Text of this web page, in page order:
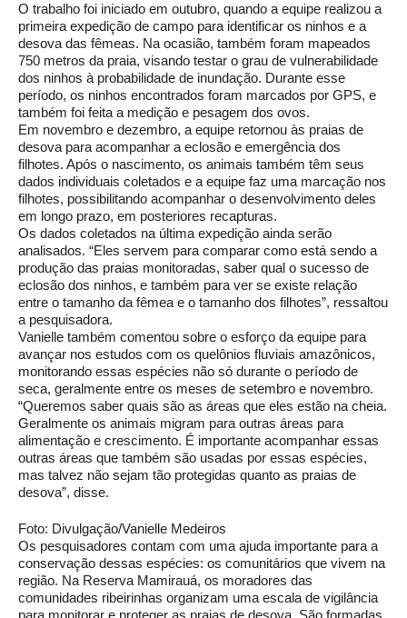
O trabalho foi iniciado em outubro, quando a equipe realizou a
primeira expedição de campo para identificar os ninhos e a
desova das fêmeas. Na ocasião, também foram mapeados
750 metros da praia, visando testar o grau de vulnerabilidade
dos ninhos à probabilidade de inundação. Durante esse
período, os ninhos encontrados foram marcados por GPS, e
também foi feita a medição e pesagem dos ovos.
Em novembro e dezembro, a equipe retornou às praias de
desova para acompanhar a eclosão e emergência dos
filhotes. Após o nascimento, os animais também têm seus
dados individuais coletados e a equipe faz uma marcação nos
filhotes, possibilitando acompanhar o desenvolvimento deles
em longo prazo, em posteriores recapturas.
Os dados coletados na última expedição ainda serão
analisados. “Eles servem para comparar como está sendo a
produção das praias monitoradas, saber qual o sucesso de
eclosão dos ninhos, e também para ver se existe relação
entre o tamanho da fêmea e o tamanho dos filhotes”, ressaltou
a pesquisadora.
Vanielle também comentou sobre o esforço da equipe para
avançar nos estudos com os quelônios fluviais amazônicos,
monitorando essas espécies não só durante o período de
seca, geralmente entre os meses de setembro e novembro.
“Queremos saber quais são as áreas que eles estão na cheia.
Geralmente os animais migram para outras áreas para
alimentação e crescimento. É importante acompanhar essas
outras áreas que também são usadas por essas espécies,
mas talvez não sejam tão protegidas quanto as praias de
desova”, disse.
Foto: Divulgação/Vanielle Medeiros
Os pesquisadores contam com uma ajuda importante para a
conservação dessas espécies: os comunitários que vivem na
região. Na Reserva Mamirauá, os moradores das
comunidades ribeirinhas organizam uma escala de vigilância